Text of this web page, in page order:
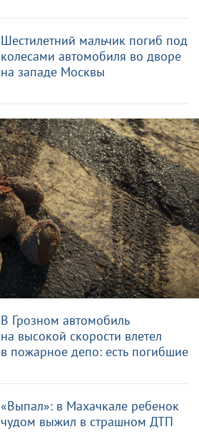
Шестилетний мальчик погиб под
колесами автомобиля во дворе
на западе Москвы
В Грозном автомобиль
на высокой скорости влетел
в пожарное депо: есть погибшие
«Выпал»: в Махачкале ребенок
чудом выжил в страшном ДТП